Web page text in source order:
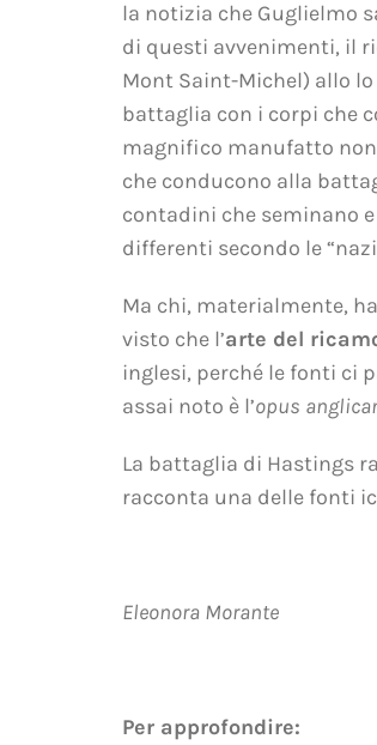
la notizia che Guglielmo
di questi avvenimenti, il
Mont Saint-Michel) allo
battaglia con i corpi che
magnifico manufatto non
che conducono alla
contadini che seminano
differenti secondo le
Ma chi, materialmente,
visto che l’arte del
inglesi, perché le fonti ci
assai noto è l’opus
La battaglia di Hastings
racconta una delle fonti
Eleonora Morante
Per approfondire: